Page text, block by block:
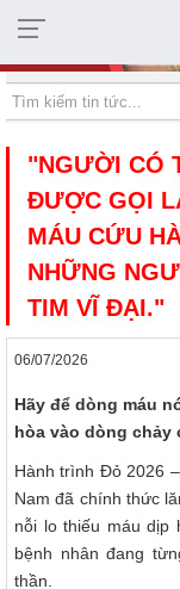
HỘI CHỮ THẬP ĐỎ
"NGƯỜI CÓ
ĐƯỢC GỌI
MÁU CỨU
NHỮNG
TIM VĨ ĐẠI."
06/07/2026
Hãy để dòng máu
hòa vào dòng chảy
Hành trình Đỏ 2026
Nam đã chính thức
nỗi lo thiếu máu dịp
bệnh nhân đang
thần.